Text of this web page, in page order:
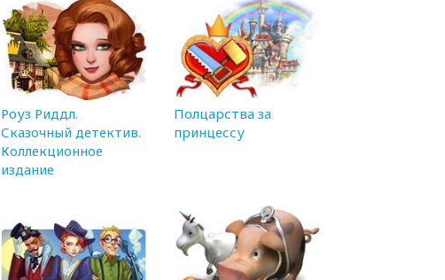
Роуз Риддл.
Сказочный детектив.
Коллекционное
издание
Полцарства за
принцессу